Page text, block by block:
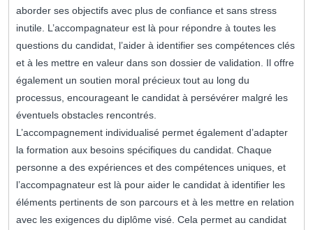
aborder ses objectifs avec plus de confiance et sans stress
inutile. L’accompagnateur est là pour répondre à toutes les
questions du candidat, l’aider à identifier ses compétences clés
et à les mettre en valeur dans son dossier de validation. Il offre
également un soutien moral précieux tout au long du
processus, encourageant le candidat à persévérer malgré les
éventuels obstacles rencontrés.
L’accompagnement individualisé permet également d’adapter
la formation aux besoins spécifiques du candidat. Chaque
personne a des expériences et des compétences uniques, et
l’accompagnateur est là pour aider le candidat à identifier les
éléments pertinents de son parcours et à les mettre en relation
avec les exigences du diplôme visé. Cela permet au candidat